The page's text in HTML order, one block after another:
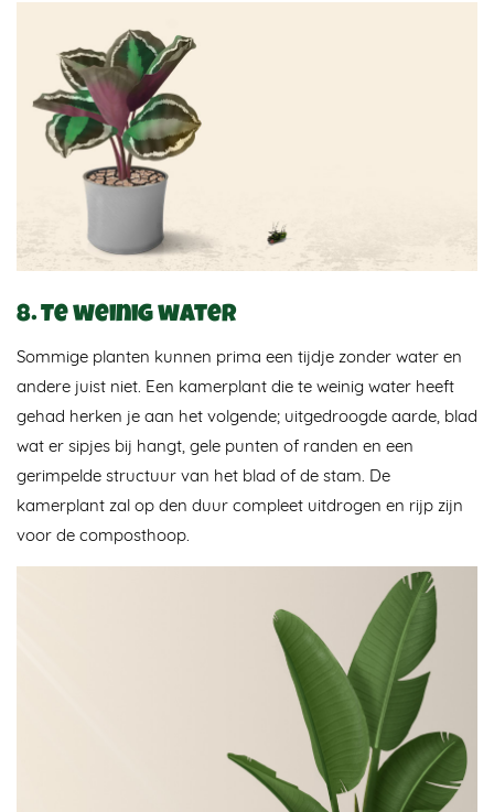
8. Te weinig water
Sommige planten kunnen prima een tijdje zonder water en
andere juist niet. Een kamerplant die te weinig water heeft
gehad herken je aan het volgende; uitgedroogde aarde, blad
wat er sipjes bij hangt, gele punten of randen en een
gerimpelde structuur van het blad of de stam. De
kamerplant zal op den duur compleet uitdrogen en rijp zijn
voor de composthoop.